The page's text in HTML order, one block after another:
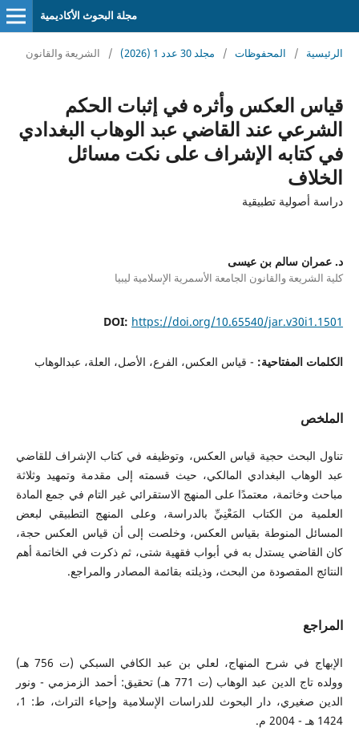
مجلة البحوث الأكاديمية
الرئيسية / المحفوظات / مجلد 30 عدد 1 (2026) / الشريعة والقانون
قياس العكس وأثره في إثبات الحكم
الشرعي عند القاضي عبد الوهاب البغدادي
في كتابه الإشراف على نكت مسائل
الخلاف
دراسة أصولية تطبيقية
د. عمران سالم بن عيسى
كلية الشريعة والقانون الجامعة الأسمرية الإسلامية ليبيا
DOI: https://doi.org/10.65540/jar.v30i1.1501
الكلمات المفتاحية: - قياس العكس، الفرع، الأصل، العلة، عبدالوهاب
الملخص
تناول البحث حجية قياس العكس، وتوظيفه في كتاب الإشراف للقاضي
عبد الوهاب البغدادي المالكي، حيث قسمته إلى مقدمة وتمهيد وثلاثة
مباحث وخاتمة، معتمدًا على المنهج الاستقرائي غير التام في جمع المادة
العلمية من الكتاب المَعْنِيِّ بالدراسة، وعلى المنهج التطبيقي لبعض
المسائل المنوطة بقياس العكس، وخلصت إلى أن قياس العكس حجة،
كان القاضي يستدل به في أبواب فقهية شتى، ثم ذكرت في الخاتمة أهم
النتائج المقصودة من البحث، وذيلته بقائمة المصادر والمراجع.
المراجع
الإبهاج في شرح المنهاج، لعلي بن عبد الكافي السبكي (ت 756 هـ)
وولده تاج الدين عبد الوهاب (ت 771 هـ) تحقيق: أحمد الزمزمي - ونور
الدين صغيري، دار البحوث للدراسات الإسلامية وإحياء التراث، ط: 1،
1424 هـ - 2004 م.